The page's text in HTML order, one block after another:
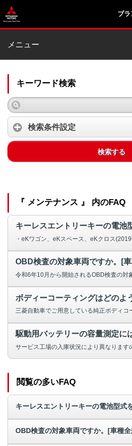
ブ
メニュー
キーワード検索
検索条件設定
検索する
『 メンテナンス 』 内のFAQ
キーレスエントリーキーの電池
OBD検査の対象車両ですか。[
ボディーコーティングはどのよ
駆動用バッテリーの容量測定に
閲覧の多いFAQ
キーレスエントリーキーの電池型式
OBD検査の対象車両ですか。[車種